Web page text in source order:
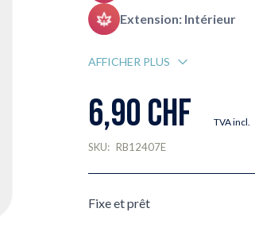
Extension: Intérieur
AFFICHER PLUS
6,90 CHF TVA incl.
SKU: RB12407E
Fixe et prêt